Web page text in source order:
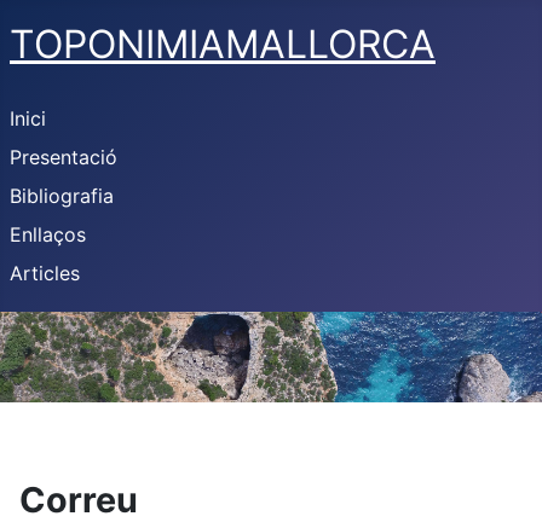
TOPONIMIAMALLORCA
Inici
Presentació
Bibliografia
Enllaços
Articles
Correu